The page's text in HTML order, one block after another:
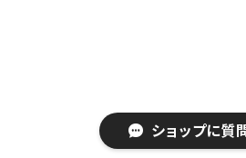
ショップに質